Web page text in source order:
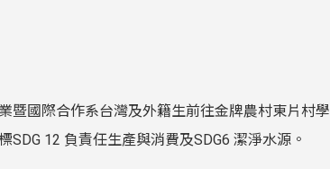
暨國際合作系台灣及外籍生前往金牌農村東片村學
12 負責任生產與消費及SDG6 潔淨水源。